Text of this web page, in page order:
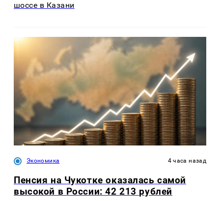
шоссе в Казани
Экономика 4 часа назад
Пенсия на Чукотке оказалась самой
высокой в России: 42 213 рублей